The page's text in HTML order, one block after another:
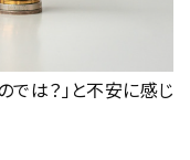
は？」と不安に感じ